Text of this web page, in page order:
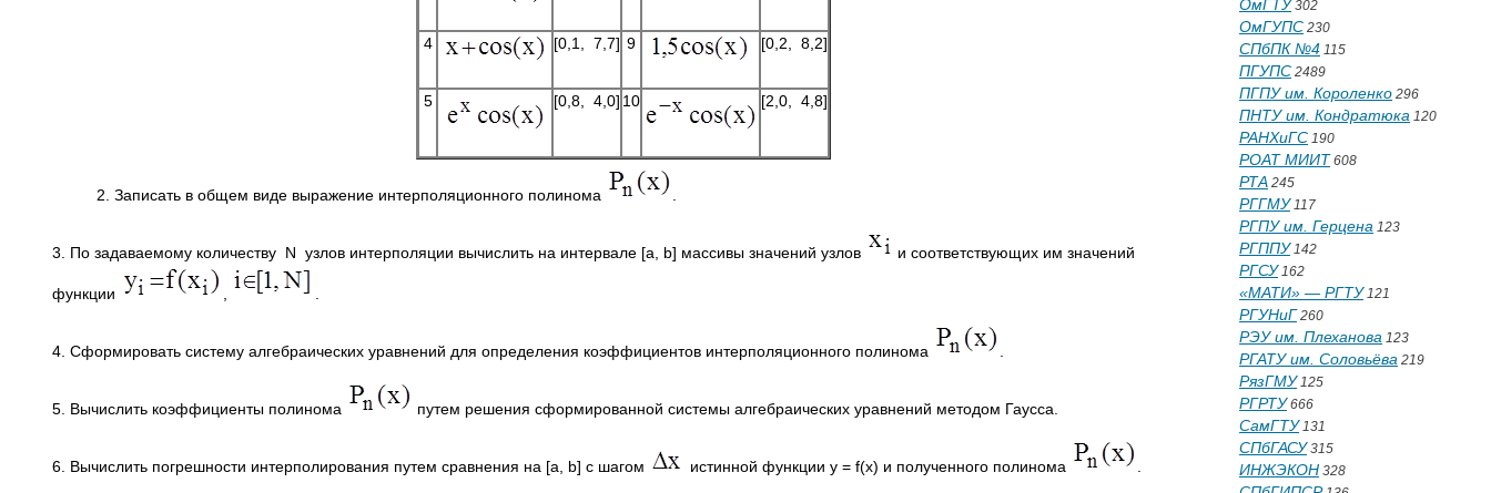
4 [0,1, 7,7] 9 [0,2, 8,2]
5 [0,8, 4,0] 10 [2,0, 4,8]
2. Записать в общем виде выражение интерполяционного полинома
3. По задаваемому количеству N узлов интерполяции вычислить на интервале [a, b] массивы значений узлов и соответствующих им значений
функции
4. Сформировать систему алгебраических уравнений для определения коэффициентов интерполяционного полинома
5. Вычислить коэффициенты полинома путем решения сформированной системы алгебраических уравнений методом Гаусса.
6. Вычислить погрешности интерполирования путем сравнения на [a, b] с шагом истинной функции y = f(x) и полученного полинома
ОмГТУ302
ОмГУПС 230
СПбПК №4 115
ПГУПС 2489
ПГПУ им. Короленко 296
ПНТУ им. Кондратюка 120
РАНХиГС 190
РОАТ МИИТ 608
РТА 245
РГГМУ117
РГПУ им. Герцена 123
РГППУ142
РГСУ162
«МАТИ» — РГТУ121
РГУНиГ 260
РЭУ им. Плеханова 123
РГАТУ им. Соловьёва 219
РязГМУ125
РГРТУ666
СамГТУ131
СПбГАСУ315
ИНЖЭКОН 328